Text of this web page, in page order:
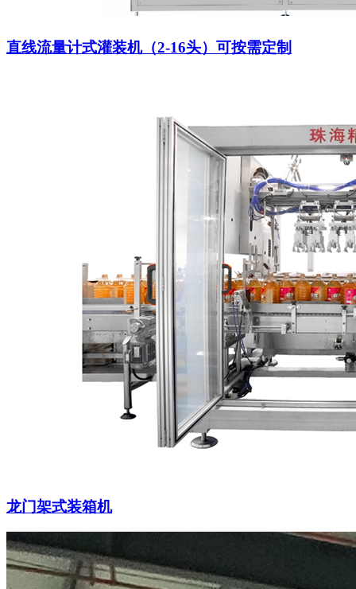
直线流量计式灌装机（2-16头）可按需定制
龙门架式装箱机